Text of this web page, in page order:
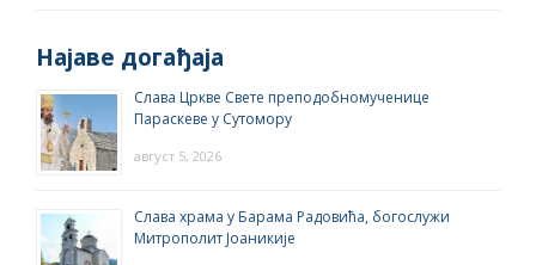
Најаве догађаја
Слава Цркве Свете преподобномученице
Параскеве у Сутомору
август 5, 2026
Слава храма у Барама Радовића, богослужи
Митрополит Јоаникије